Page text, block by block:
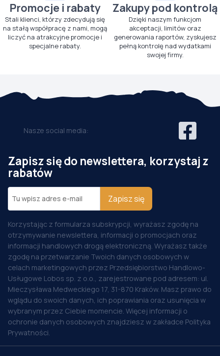
Promocje i rabaty
Stali klienci, którzy zdecydują się
na stałą współpracę z nami, mogą
liczyć na atrakcyjne promocje i
specjalne rabaty.
Zakupy pod kontrolą
Dzięki naszym funkcjom
akceptacji, limitów oraz
generowania raportów, zyskujesz
pełną kontrolę nad wydatkami
swojej firmy.
Nasze social media:
Zapisz się do newslettera, korzystaj z
rabatów
Zapisz się
Korzystając z formularza subskrypcji, wyrażasz zgodę na
otrzymywanie newslettera, informacji o promocjach oraz
informacji handlowych drogą elektroniczną. Wyrażasz także
zgodę na przetwarzanie Twoich danych osobowych w
celach marketingowych przez Przedsiębiorstwo Handlowo-
Usługowe Lobos sp. z o.o., zarejestrowane pod adresem: ul.
Mieczysława Medweckiego 17, 31-870 Kraków. Masz prawo do
wglądu do swoich danych, ich poprawiania oraz usunięcia w
wybranym przez Ciebie momencie. Więcej informacji o
ochronie danych osobowych znajdziesz w zakładce Polityka
Prywatności.